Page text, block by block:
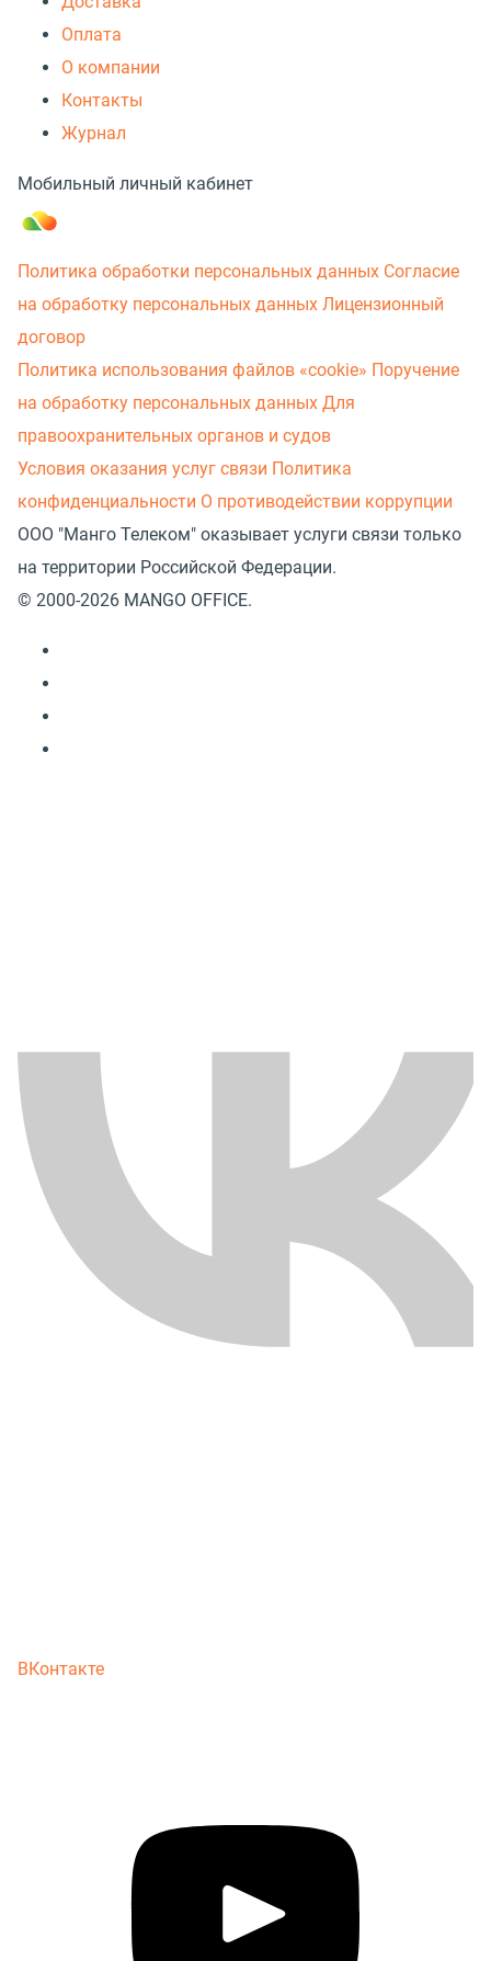
Оплата
О компании
Контакты
Журнал
Мобильный личный кабинет
Политика обработки персональных данных Согласие
на обработку персональных данных Лицензионный
договор
Политика использования файлов «cookie» Поручение
на обработку персональных данных Для
правоохранительных органов и судов
Условия оказания услуг связи Политика
конфиденциальности О противодействии коррупции
ООО "Манго Телеком" оказывает услуги связи только
на территории Российской Федерации.
© 2000-2026 MANGO OFFICE.
ВКонтакте